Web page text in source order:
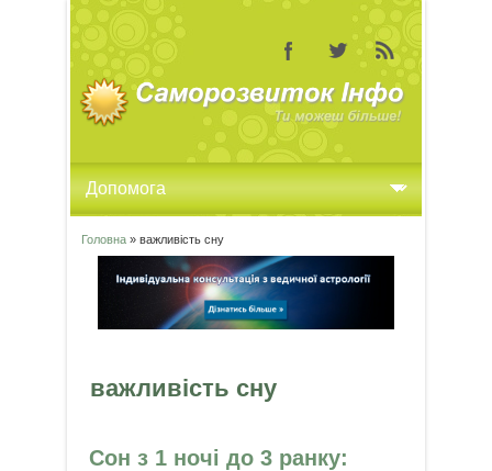
Ви є тут
Головна» важливість сну
важливість сну
Сон з 1 ночі до 3 ранку: